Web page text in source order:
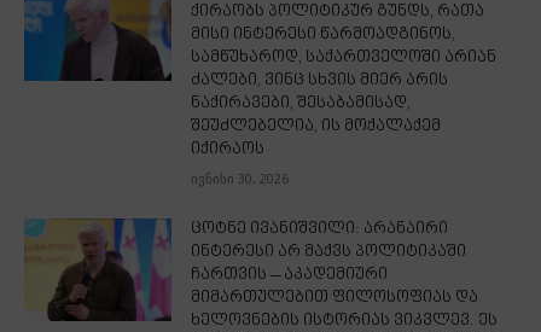
ქირაობს პოლიტიკურ გუნდს, რათა
მისი ინტერესი წარმოადგინოს,
სამწუხაროდ, საქართველოში არიან
ძალები, ვინც სხვის მიერ არის
ნაქირავები, შესაბამისად,
შეუძლებელია, ის მოქალაქემ
იქირაოს
ივნისი 30, 2026
ცოტნე ივანიშვილი: არანაირი
ინტერესი არ მაქვს პოლიტიკაში
ჩართვის – აკადემიური
მიმართულებით ფილოსოფიას და
ხელოვნების ისტორიას ვიკვლევ. ეს